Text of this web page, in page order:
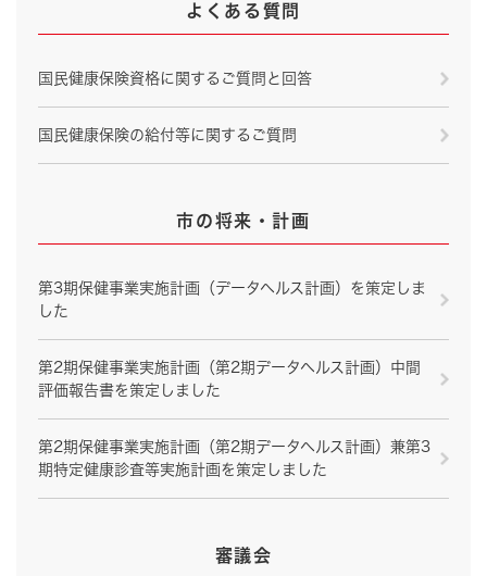
よくある質問
国民健康保険資格に関するご質問と回答
国民健康保険の給付等に関するご質問
市の将来・計画
第3期保健事業実施計画（データヘルス計画）を策定しま
した
第2期保健事業実施計画（第2期データヘルス計画）中間
評価報告書を策定しました
第2期保健事業実施計画（第2期データヘルス計画）兼第3
期特定健康診査等実施計画を策定しました
審議会